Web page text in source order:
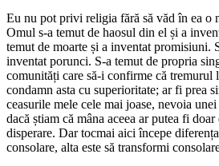
Eu nu pot privi religia fără să văd în ea o
Omul s-a temut de haosul din el și a
temut de moarte și a inventat promisiuni.
inventat porunci. S-a temut de propria
comunități care să-i confirme că tremurul
condamn asta cu superioritate; ar fi prea
ceasurile mele cele mai joase, nevoia
dacă știam că mâna aceea ar putea fi
disperare. Dar tocmai aici începe
consolare, alta este să transformi